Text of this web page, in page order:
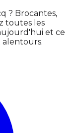
? Brocantes,
toutes les
et ce
alentours.